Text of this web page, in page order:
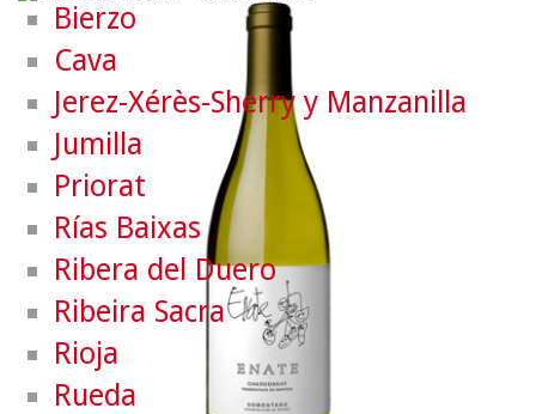
Bierzo
Cava
Jerez-Xérès-Sherry y Manzanilla
Jumilla
Priorat
Rías Baixas
Ribera del Duero
Ribeira Sacra
Rioja
Rueda